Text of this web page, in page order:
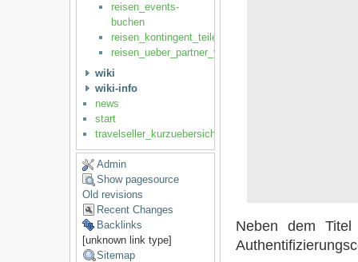
reisen_events-
buchen
reisen_kontingent_teilen
reisen_ueber_partner_vertreiben
wiki
wiki-info
news
start
travelseller_kurzuebersicht
Admin
Show pagesource
Old revisions
Recent Changes
Backlinks
[unknown link type]
Sitemap
Neben dem